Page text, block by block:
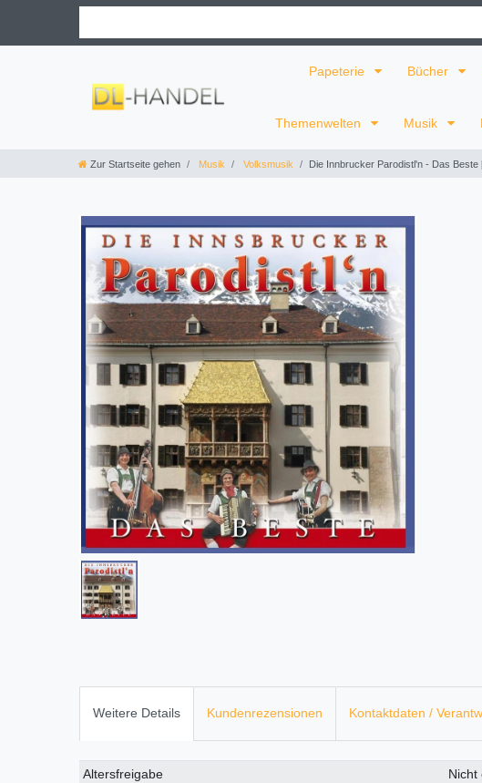
Papeterie Bücher
Themenwelten Musik
Zur Startseite gehen Musik Volksmusik Die Innbrucker Parodistl'n - Das Beste
Weitere Details Kundenrezensionen Kontaktdaten /
Technisches
Wert
Altersfreigabe
Nicht